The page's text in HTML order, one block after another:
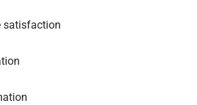
satisfaction